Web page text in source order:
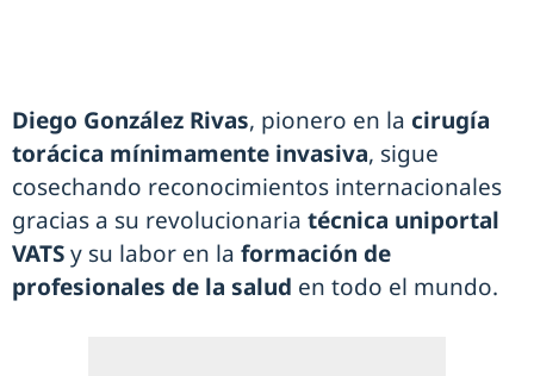
Diego González Rivas, pionero en la cirugía
torácica mínimamente invasiva, sigue
cosechando reconocimientos internacionales
gracias a su revolucionaria técnica uniportal
VATSy su labor en la formación de
profesionales de la salud en todo el mundo.